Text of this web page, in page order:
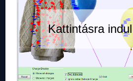
Kattintásra indul